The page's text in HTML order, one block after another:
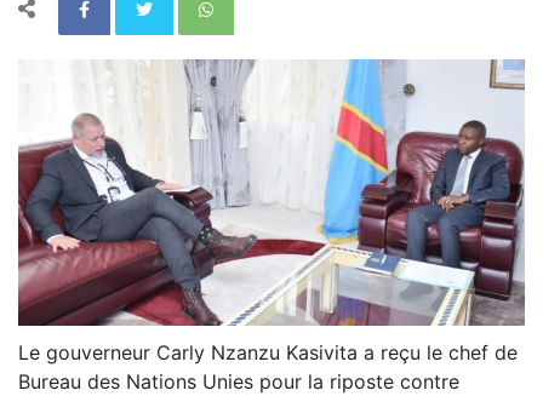
Le gouverneur Carly Nzanzu Kasivita a reçu le chef de
Bureau des Nations Unies pour la riposte contre